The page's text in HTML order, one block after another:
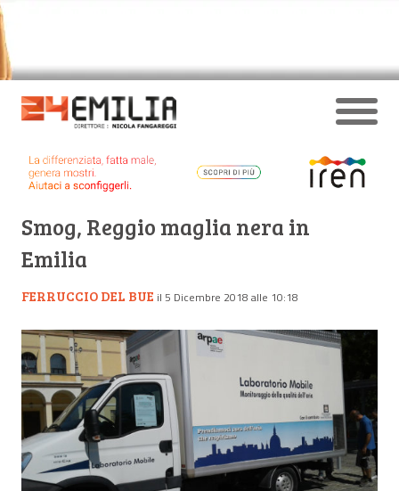
Smog, Reggio maglia nera in
Emilia
FERRUCCIO DEL BUE il 5 Dicembre 2018 alle 10:18